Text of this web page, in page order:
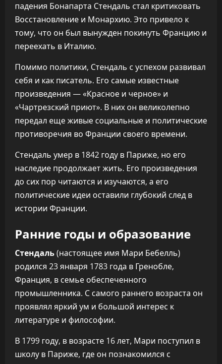
падения Бонапарта Стендаль стал критиковать
Восстановление и Монархию. Это привело к
тому, что он был вынужден покинуть Францию и
переехать в Италию.
Помимо политики, Стендаль с успехом развивал
себя и как писатель. Его самые известные
произведения — «Красное и черное» и
«Чартрезский приют». В них он великолепно
передал еще живые социальные и политические
противоречия во Франции своего времени.
Стендаль умер в 1842 году в Париже, но его
наследие продолжает жить. Его произведения
до сих пор читаются и изучаются, а его
политические идеи оставили глубокий след в
истории Франции.
Ранние годы и образование
Стендаль(настоящее имя Мари Бебелль)
родился 23 января 1783 года в Гренобле,
Франция, в семье обеспеченного
промышленника. С самого раннего возраста он
проявлял яркий ум и большой интерес к
литературе и философии.
В 1799 году, в возрасте 16 лет, Мари поступил в
школу в Париже, где он познакомился с